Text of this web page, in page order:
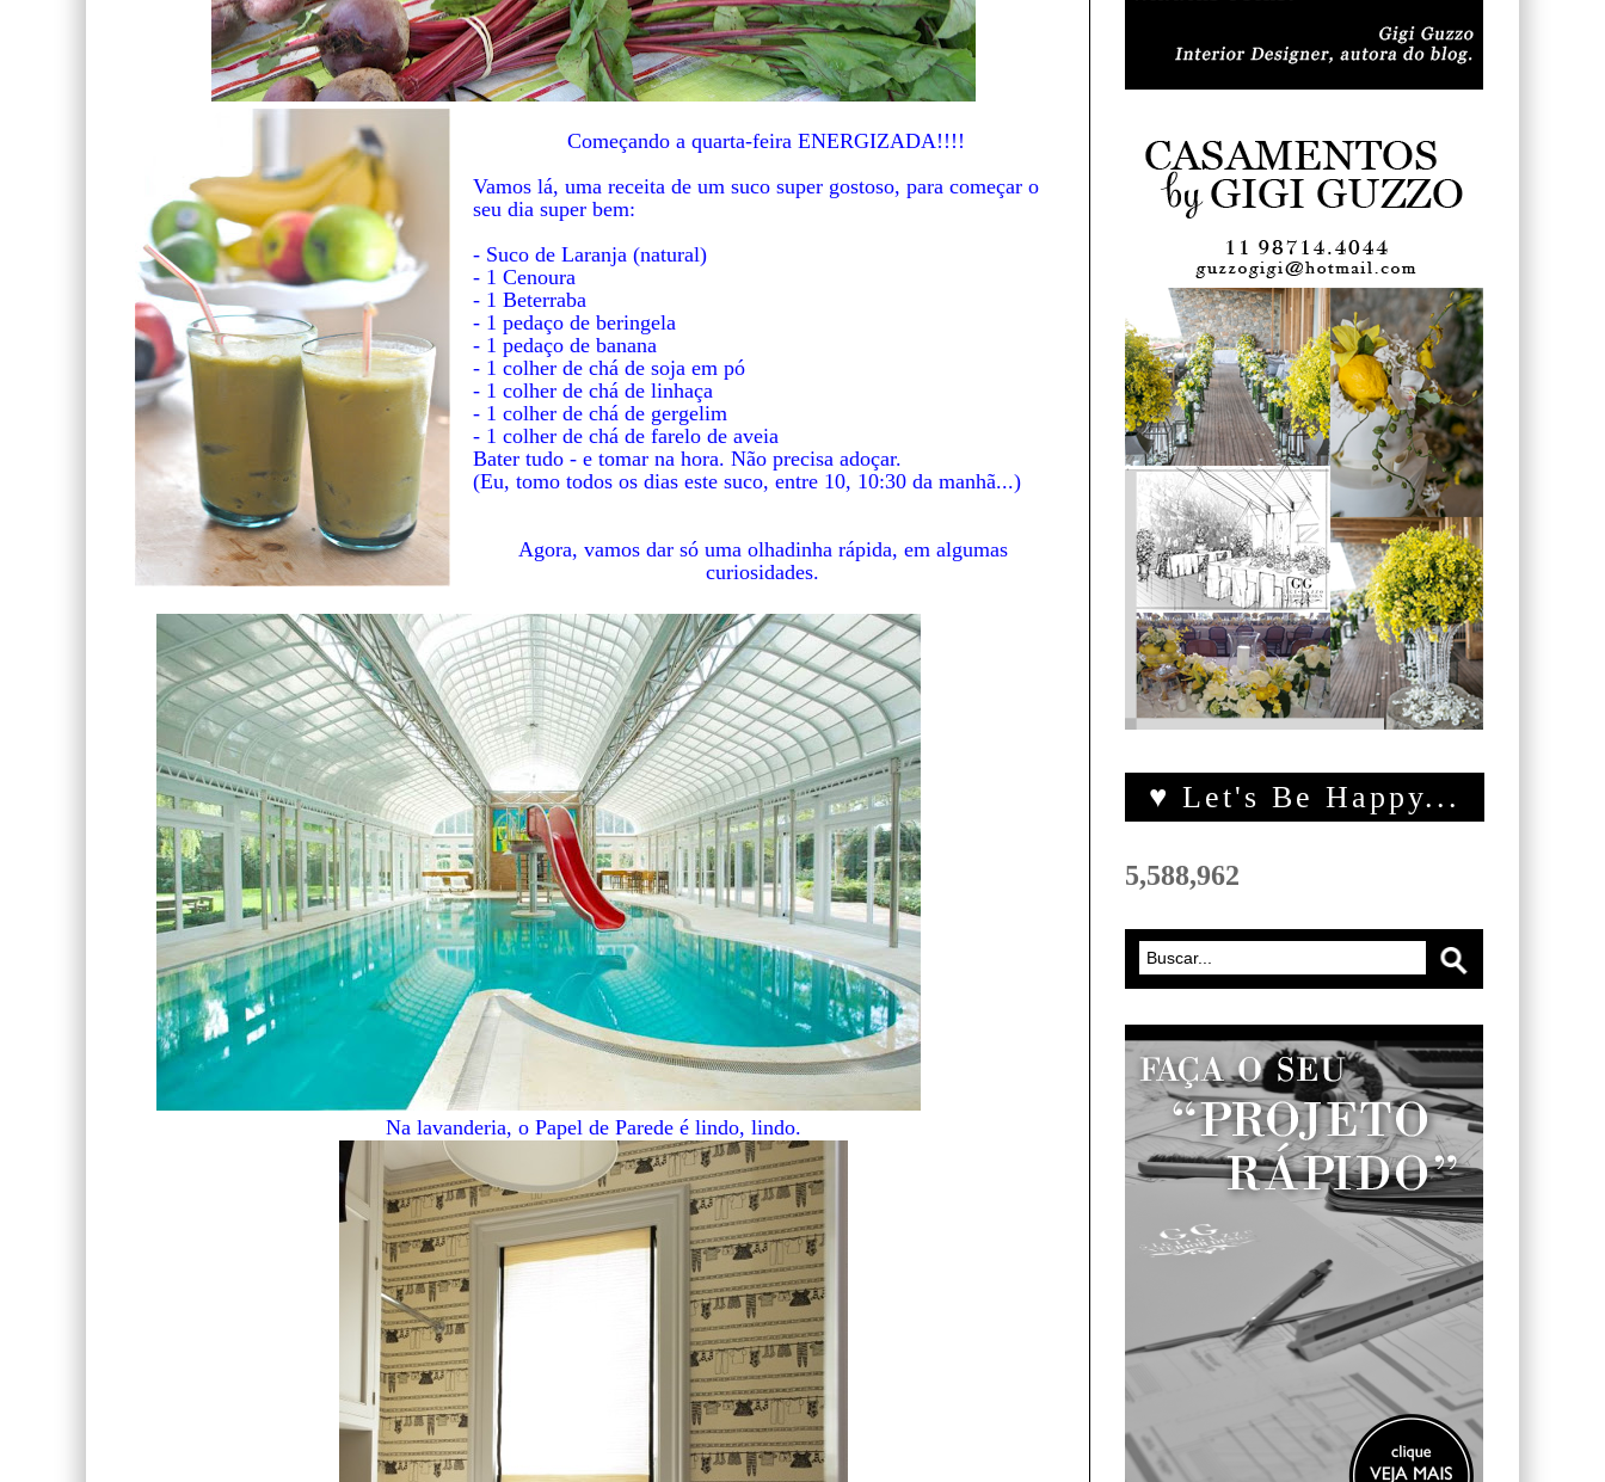
Começando a quarta-feira ENERGIZADA!!!!
Vamos lá, uma receita de um suco super gostoso, para começar o
seu dia super bem:
- Suco de Laranja (natural)
- 1 Cenoura
- 1 Beterraba
- 1 pedaço de beringela
- 1 pedaço de banana
- 1 colher de chá de soja em pó
- 1 colher de chá de linhaça
- 1 colher de chá de gergelim
- 1 colher de chá de farelo de aveia
Bater tudo - e tomar na hora. Não precisa adoçar.
(Eu, tomo todos os dias este suco, entre 10, 10:30 da manhã...)
Agora, vamos dar só uma olhadinha rápida, em algumas
curiosidades.
Na lavanderia, o Papel de Parede é lindo, lindo.
♥ Let's Be Happy...
5,588,962